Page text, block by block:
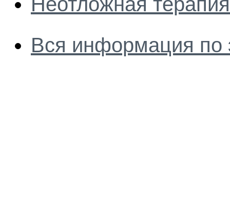
Вся информация по